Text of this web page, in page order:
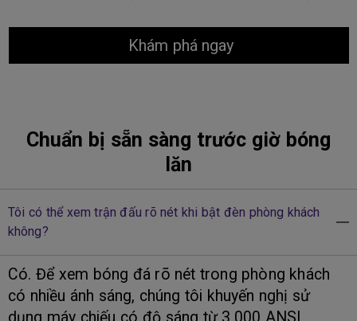
Khám phá ngay
Chuẩn bị sẵn sàng trước giờ bóng
lăn
Tôi có thể xem trận đấu rõ nét khi bật đèn phòng khách
không?
Có. Để xem bóng đá rõ nét trong phòng khách
có nhiều ánh sáng, chúng tôi khuyến nghị sử